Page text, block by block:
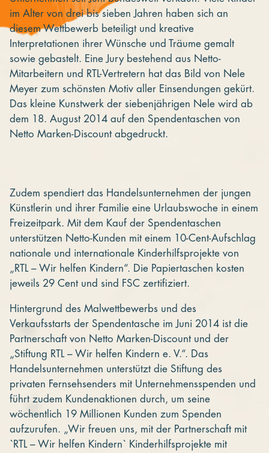
im Alter von drei bis sieben Jahren haben sich an
diesem Wettbewerb beteiligt und kreative
Interpretationen ihrer Wünsche und Träume gemalt
sowie gebastelt. Eine Jury bestehend aus Netto-
Mitarbeitern und RTL-Vertretern hat das Bild von Nele
Meyer zum schönsten Motiv aller Einsendungen gekürt.
Das kleine Kunstwerk der siebenjährigen Nele wird ab
dem 18. August 2014 auf den Spendentaschen von
Netto Marken-Discount abgedruckt.
Zudem spendiert das Handelsunternehmen der jungen
Künstlerin und ihrer Familie eine Urlaubswoche in einem
Freizeitpark. Mit dem Kauf der Spendentaschen
unterstützen Netto-Kunden mit einem 10-Cent-Aufschlag
nationale und internationale Kinderhilfsprojekte von
„RTL – Wir helfen Kindern“. Die Papiertaschen kosten
jeweils 29 Cent und sind FSC zertifiziert.
Hintergrund des Malwettbewerbs und des
Verkaufsstarts der Spendentasche im Juni 2014 ist die
Partnerschaft von Netto Marken-Discount und der
„Stiftung RTL – Wir helfen Kindern e. V.“. Das
Handelsunternehmen unterstützt die Stiftung des
privaten Fernsehsenders mit Unternehmensspenden und
führt zudem Kundenaktionen durch, um seine
wöchentlich 19 Millionen Kunden zum Spenden
aufzurufen. „Wir freuen uns, mit der Partnerschaft mit
`RTL – Wir helfen Kindern` Kinderhilfsprojekte mit